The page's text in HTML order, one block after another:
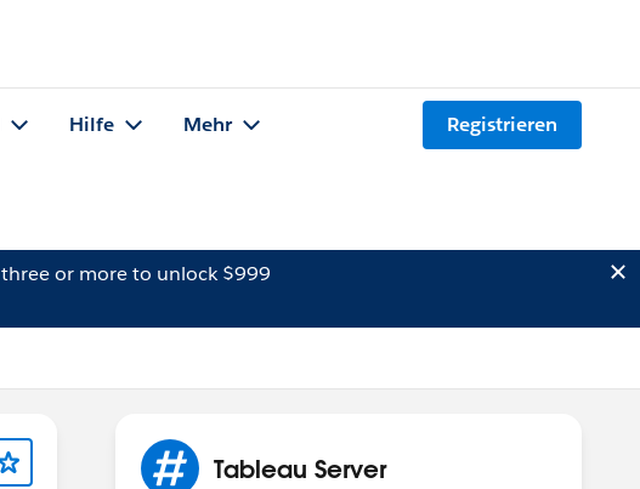
Hilfe Mehr Registrieren
three or more to unlock $999
Tableau Server